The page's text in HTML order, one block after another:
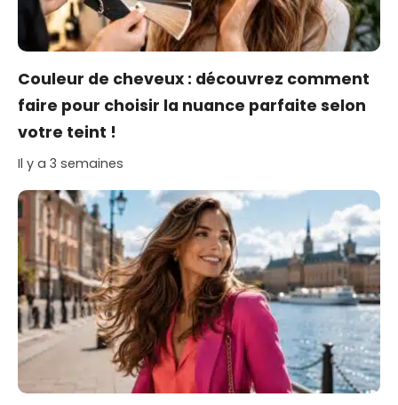
Couleur de cheveux : découvrez comment
faire pour choisir la nuance parfaite selon
votre teint !
Il y a 3 semaines